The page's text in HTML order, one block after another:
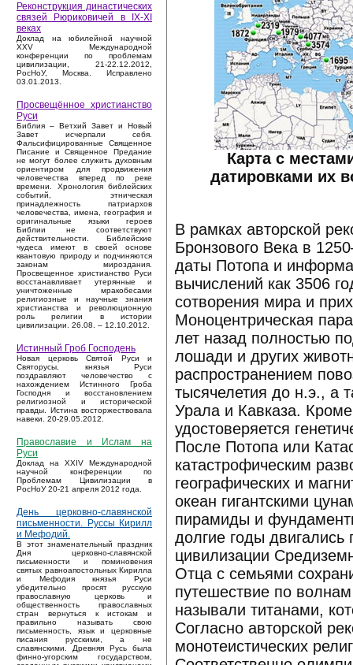
Реконструкция династических
связей Рюриковичей в IX-XI
веках
Доклад на юбилейной научной
XXV Международной
конференции по проблемам
цивилизации, 21-22.12.2012,
РосНоУ, Москва. Исправлено
03.01.2013.
Просвещённое христианство
Руси
Библия – Ветхий Завет и Новый
Завет исчерпали себя.
Фальсифицированные Священное
Писание и Священное Предание
не могут более служить духовным
ориентиром для продвижения
человечества вперед по реке
времени. Хронология библейских
событий, этническая
принадлежность патриархов
человечества, имена, география и
оригинальные языки героев
Библии не соответствуют
действительности. Библейские
чудеса имеют в своей основе
квантовую природу и подчиняются
законам мироздания.
Просвещенное христианство Руси
восстанавливает утерянные и
уничтоженные мракобесами
религиозные и научные знания
христианства и революционную
роль религии в истории
цивилизации. 26.08. – 12.10.2012.
Истинный Гроб Господень
Новая церковь Святой Руси и
Святорусы, князья Руси
поздравляют человечество с
нахождением Истинного Гроба
Господня и восстановлением
религиозной и исторической
правды. Истина восторжествовала
навеки. 20-29.05.2012.
Православие и Ислам на
Руси
Доклад на XXIV Международной
научной конференции по
Проблемам Цивилизации в
РосНоУ 20-21 апреля 2012 года.
День церковно-славянской
письменности. Руссы Кирилл
и Мефодий.
В этот знаменательный праздник
Дня церковно-славянской
письменности и поминовения
святых равноапостольных Кирилла
и Мефодия князья Руси
убедительно просят русскую
православную церковь и
общественность православных
стран вернуться к истокам и
правильно называть свою
письменность, язык и церковные
писания русскими, а не
славянскими. Древняя Русь была
финно-угорским государством,
Карта с
датировками их
В рамках авторской
Бронзового Века в
даты Потопа и
вычислений как 3506
сотворения мира и
Моноцентрическая
лет назад полностью
лошади и других
распространением
тысячелетия до н.э., а
Урала и Кавказа. Кроме
удостоверяется
После Потопа или
катастрофическим
географических и
океан гигантскими
пирамиды и
долгие годы
цивилизации
Отца с семьями
путешествие по
называли титанами,
Согласно авторской
монотеистических